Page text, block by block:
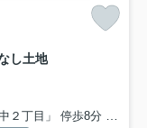
し土地
２丁目」 停歩8分